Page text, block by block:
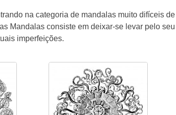
na categoria de mandalas muito difíceis
Mandalas consiste em deixar-se levar pelo
imperfeições.